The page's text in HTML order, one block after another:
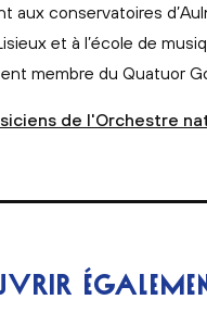
aux conservatoires
et à l’école de
membre du Quatuor
de l'Orchestre